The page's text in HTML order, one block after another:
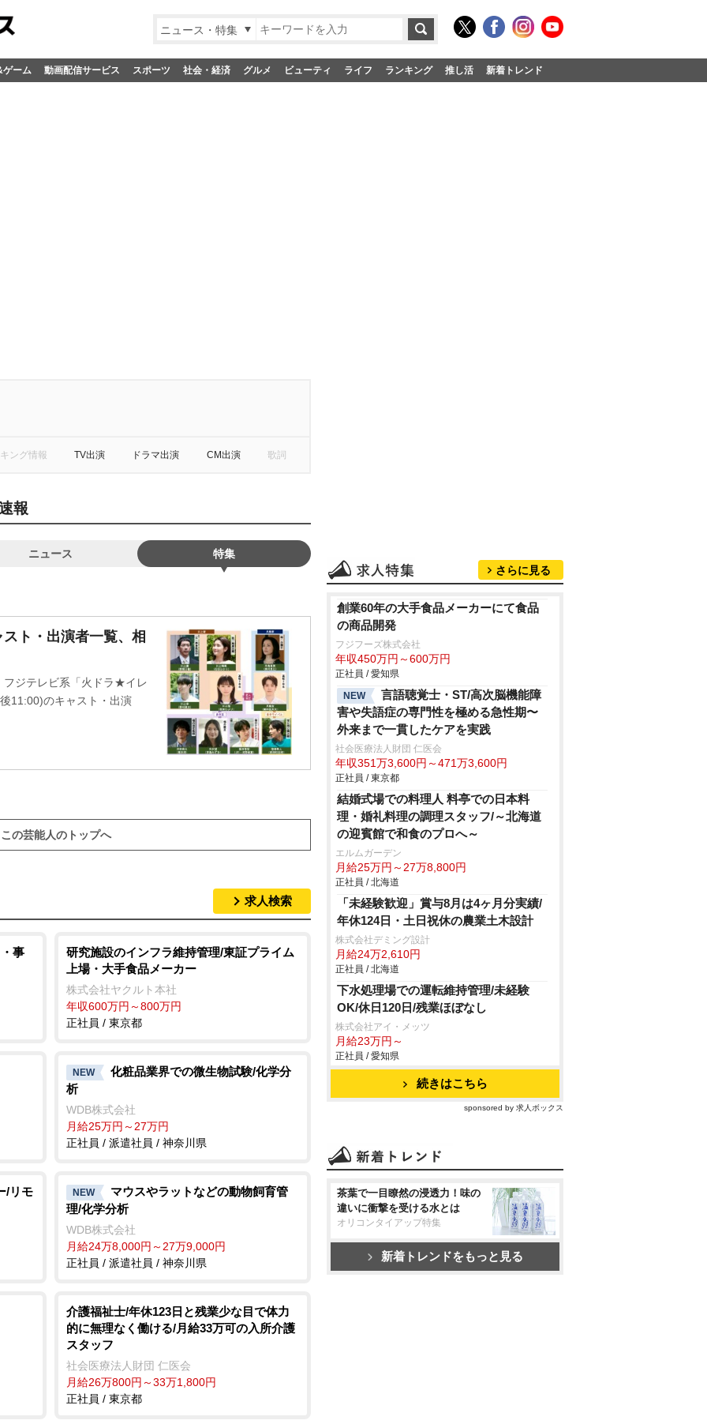
ニュース・特集
ゲーム 動画配信サービス スポーツ 社会・経済 グルメ ビューティ ライフ ランキング 推し活 新着トレンド
ング情報 TV出演 ドラマ出演 CM出演 歌詞
報
ニュース 特集
ト・出演者一覧、相
フジテレビ系「火ドラ★イレ
11:00)のキャスト・出演
この芸能人のトップへ
求人検索
事
研究施設のインフラ維持管理/東証プライム
上場・大手食品メーカー
株式会社ヤクルト本社
年収600万円～800万円
正社員 / 東京都
NEW
化粧品業界での微生物試験/化学分
析
WDB株式会社
月給25万円～27万円
正社員 / 派遣社員 / 神奈川県
/リモ NEW
マウスやラットなどの動物飼育管
理/化学分析
WDB株式会社
月給24万8,000円～27万9,000円
正社員 / 派遣社員 / 神奈川県
介護福祉士/年休123日と残業少な目で体力
的に無理なく働ける/月給33万可の入所介護
スタッフ
社会医療法人財団 仁医会
月給26万800円～33万1,800円
正社員 / 東京都
さらに見る
創業60年の大手食品メーカーにて食品
の商品開発
フジフーズ株式会社
年収450万円～600万円
正社員 / 愛知県
NEW
言語聴覚士・ST/高次脳機能障
害や失語症の専門性を極める急性期〜
外来まで一貫したケアを実践
社会医療法人財団 仁医会
年収351万3,600円～471万3,600円
正社員 / 東京都
結婚式場での料理人 料亭での日本料
理・婚礼料理の調理スタッフ/～北海道
の迎賓館で和食のプロへ～
エルムガーデン
月給25万円～27万8,800円
正社員 / 北海道
「未経験歓迎」賞与8月は4ヶ月分実績/
年休124日・土日祝休の農業土木設計
株式会社デミング設計
月給24万2,610円
正社員 / 北海道
下水処理場での運転維持管理/未経験
OK/休日120日/残業ほぼなし
株式会社アイ・メッツ
月給23万円～
正社員 / 愛知県
続きはこちら
sponsored by 求人ボックス
茶葉で一目瞭然の浸透力！味の
違いに衝撃を受ける水とは
オリコンタイアップ特集
新着トレンドをもっと見る